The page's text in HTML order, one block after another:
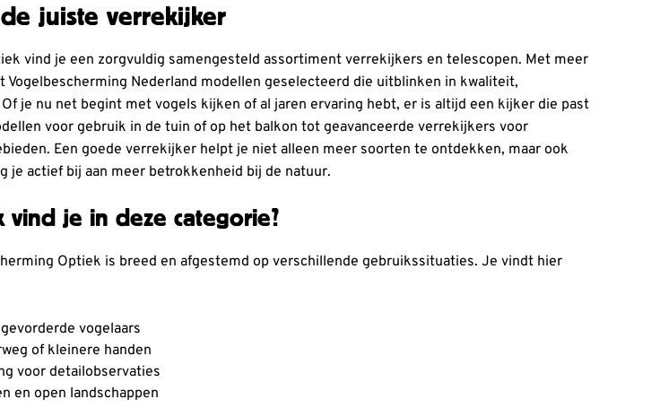
juiste verrekijker
vind je een zorgvuldig samengesteld assortiment verrekijkers en telescopen. Met meer
Vogelbescherming Nederland modellen geselecteerd die uitblinken in kwaliteit,
je nu net begint met vogels kijken of al jaren ervaring hebt, er is altijd een kijker die past
voor gebruik in de tuin of op het balkon tot geavanceerde verrekijkers voor
Een goede verrekijker helpt je niet alleen meer soorten te ontdekken, maar ook
je actief bij aan meer betrokkenheid bij de natuur.
je in deze categorie?
Optiek is breed en afgestemd op verschillende gebruikssituaties. Je vindt hier
vogelaars
of kleinere handen
voor detailobservaties
en open landschappen